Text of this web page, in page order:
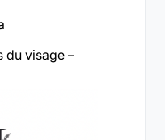
du visage –